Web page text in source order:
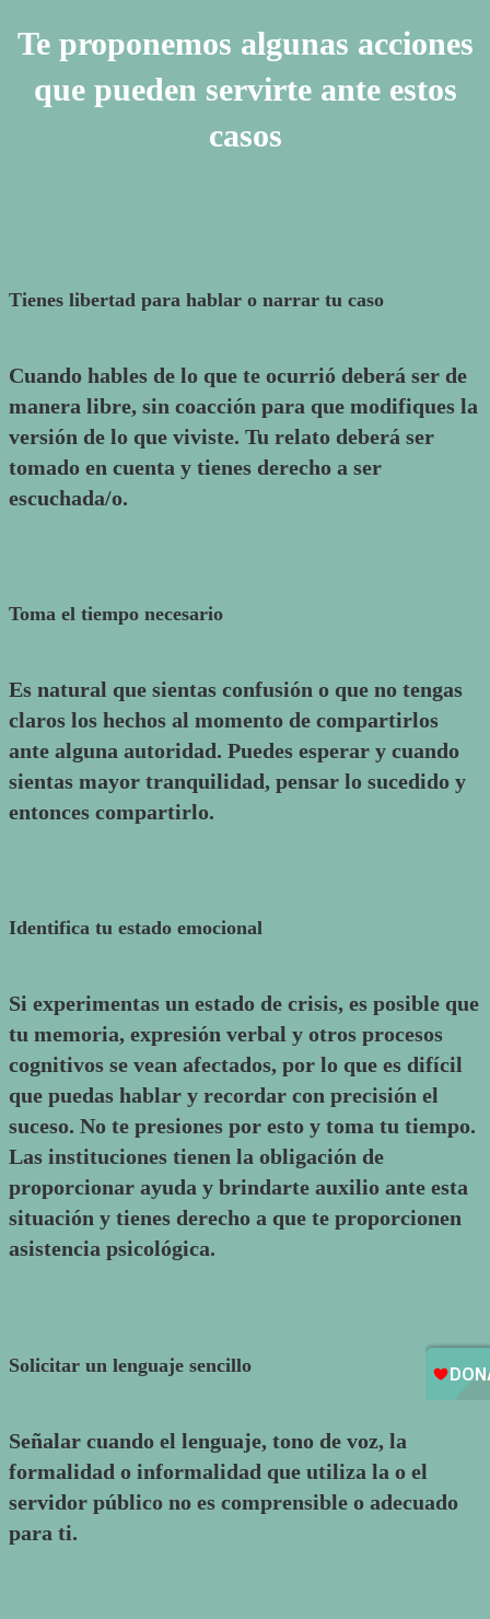
Te proponemos algunas acciones
que pueden servirte ante estos
casos
Tienes libertad para hablar o narrar tu caso
Cuando hables de lo que te ocurrió deberá ser de
manera libre, sin coacción para que modifiques la
versión de lo que viviste. Tu relato deberá ser
tomado en cuenta y tienes derecho a ser
escuchada/o.
Toma el tiempo necesario
Es natural que sientas confusión o que no tengas
claros los hechos al momento de compartirlos
ante alguna autoridad. Puedes esperar y cuando
sientas mayor tranquilidad, pensar lo sucedido y
entonces compartirlo.
Identifica tu estado emocional
Si experimentas un estado de crisis, es posible que
tu memoria, expresión verbal y otros procesos
cognitivos se vean afectados, por lo que es difícil
que puedas hablar y recordar con precisión el
suceso. No te presiones por esto y toma tu tiempo.
Las instituciones tienen la obligación de
proporcionar ayuda y brindarte auxilio ante esta
situación y tienes derecho a que te proporcionen
asistencia psicológica.
Solicitar un lenguaje sencillo
Señalar cuando el lenguaje, tono de voz, la
formalidad o informalidad que utiliza la o el
servidor público no es comprensible o adecuado
para ti.